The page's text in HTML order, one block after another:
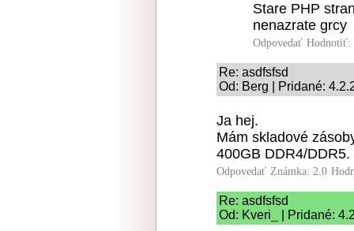
Stare PHP
nenazrate grcy
Odpovedať Hodnotiť:
Re: asdfsfsd
Od: Berg | Pridané:
Ja hej.
Mám skladové
400GB DDR4/DDR5.
Odpovedať Známka: 2.0
Re: asdfsfsd
Od: Kveri_ | Pridané: